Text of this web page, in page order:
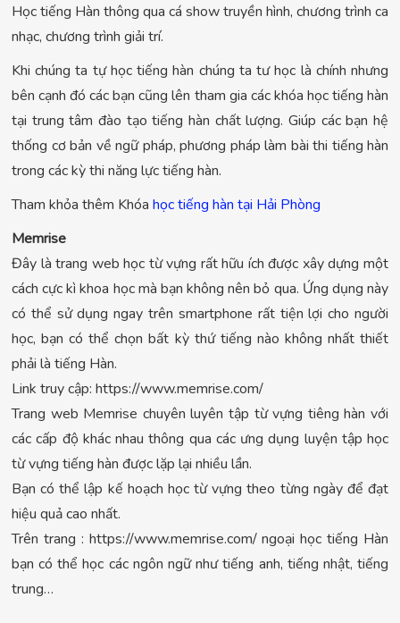
Học tiếng Hàn thông qua cá show truyền hình, chương trình ca
nhạc, chương trình giải trí.
Khi chúng ta tự học tiếng hàn chúng ta tư học là chính nhưng
bên cạnh đó các bạn cũng lên tham gia các khóa học tiếng hàn
tại trung tâm đào tạo tiếng hàn chất lượng. Giúp các bạn hệ
thống cơ bản về ngữ pháp, phương pháp làm bài thi tiếng hàn
trong các kỳ thi năng lực tiếng hàn.
Tham khỏa thêm Khóa học tiếng hàn tại Hải Phòng
Memrise
Đây là trang web học từ vựng rất hữu ích được xây dựng một
cách cực kì khoa học mà bạn không nên bỏ qua. Ứng dụng này
có thể sử dụng ngay trên smartphone rất tiện lợi cho người
học, bạn có thể chọn bất kỳ thứ tiếng nào không nhất thiết
phải là tiếng Hàn.
Link truy cập: https://www.memrise.com/
Trang web Memrise chuyên luyên tập từ vựng tiêng hàn với
các cấp độ khác nhau thông qua các ưng dụng luyện tập học
từ vựng tiếng hàn được lặp lại nhiều lần.
Bạn có thể lập kế hoạch học từ vựng theo từng ngày để đạt
hiệu quả cao nhất.
Trên trang : https://www.memrise.com/ ngoại học tiếng Hàn
bạn có thể học các ngôn ngữ như tiếng anh, tiếng nhật, tiếng
trung…